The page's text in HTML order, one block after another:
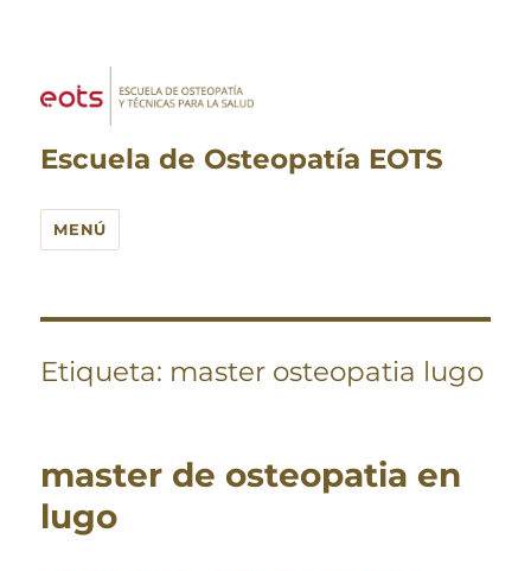
Escuela de Osteopatía EOTS
MENÚ
Etiqueta: master osteopatia lugo
master de osteopatia en
lugo